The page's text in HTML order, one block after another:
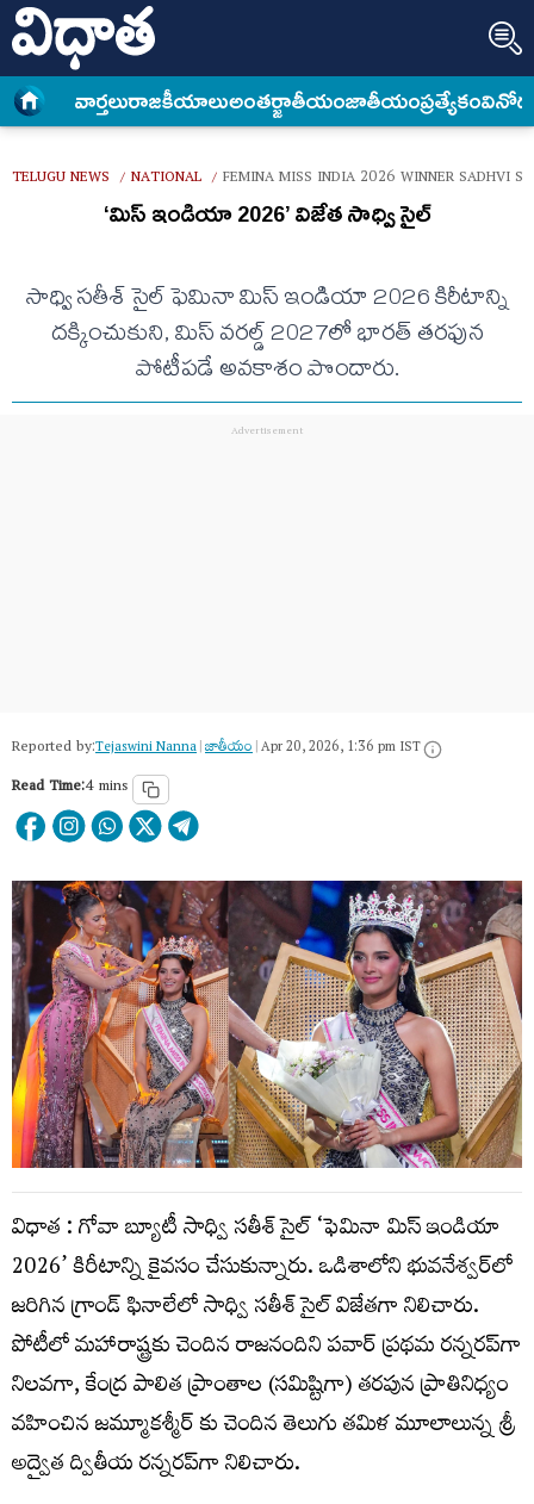
వార్త‌లురాజకీయాలుఅంత‌ర్జాతీయంజాతీయంప్రత్యేకం
TELUGU NEWS / NATIONAL / FEMINA MISS INDIA 2026 WINNER SADHVI
‘మిస్ ఇండియా 2026’ విజేత సాధ్వి సైల్
సాధ్వి సతీశ్ సైల్ ఫెమినా మిస్ ఇండియా 2026 కిరీటాన్ని
దక్కించుకుని, మిస్ వరల్డ్ 2027లో భారత్ తరఫున
పోటీపడే అవకాశం పొందారు.
Reported by:Tejaswini Nanna|జాతీయం|Apr 20, 2026, 1:36 pm IST
Read Time:4 mins
విధాత : గోవా బ్యూటీ సాధ్వి సతీశ్ సైల్ ‘ఫెమినా మిస్ ఇండియా
2026’ కిరీటాన్ని కైవసం చేసుకున్నారు. ఒడిశాలోని భువనేశ్వర్‌లో
జరిగిన గ్రాండ్ ఫినాలేలో సాధ్వి సతీశ్ సైల్ విజేతగా నిలిచారు.
పోటీలో మహారాష్ట్రకు చెందిన రాజనందిని పవార్ ప్రథమ రన్నరప్‌గా
నిలవగా, కేంద్ర పాలిత ప్రాంతాల (సమిష్టిగా) తరపున ప్రాతినిధ్యం
వహించిన జమ్మూకశ్మీర్ కు చెందిన తెలుగు తమిళ మూలాలున్న శ్రీ
అద్వైత ద్వితీయ రన్నరప్‌గా నిలిచారు.